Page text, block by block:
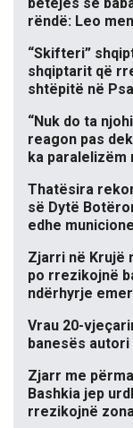
rëndë: Leo
“Skifteri”
shqiptarit që
shtëpitë në
“Nuk do ta
reagon pas
ka paralelizëm
Thatësira
së Dytë
edhe
Zjarri në Krujë
po rrezikojnë
ndërhyrje
Vrau 20-
banesës
Zjarr me
Bashkia jep
rrezikojnë